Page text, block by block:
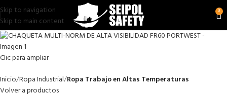
Skip to navigation
Skip to main content
0
Clic para ampliar
Inicio Ropa Industrial Ropa Trabajo en Altas Temperaturas
Volver a productos